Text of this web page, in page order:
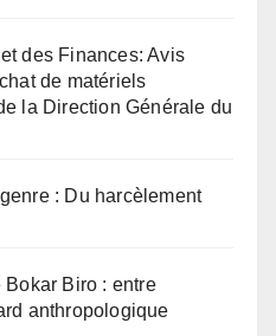
des Finances: Avis
de matériels
la Direction Générale du
: Du harcèlement
Bokar Biro : entre
anthropologique